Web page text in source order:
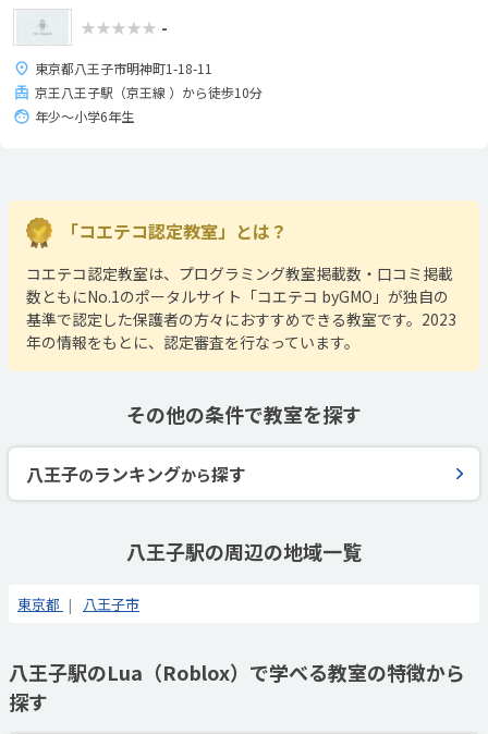
★★★★★ -
東京都八王子市明神町1-18-11
京王八王子駅（京王線 ）から徒歩10分
年少～小学6年生
「コエテコ認定教室」とは？
コエテコ認定教室は、プログラミング教室掲載数・口コミ掲載
数ともにNo.1のポータルサイト「コエテコ byGMO」が独自の
基準で認定した保護者の方々におすすめできる教室です。2023
年の情報をもとに、認定審査を行なっています。
その他の条件で教室を探す
八王子のランキングから探す
八王子駅の周辺の地域一覧
東京都 八王子市
八王子駅のLua（Roblox）で学べる教室の特徴から
探す